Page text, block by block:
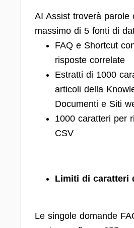
AI Assist troverà parole
massimo di 5 fonti di
FAQ e Shortcut
risposte correlate
Estratti di 1000
articoli della
Documenti e Siti
1000 caratteri per
CSV
Limiti di caratteri
Le singole domande